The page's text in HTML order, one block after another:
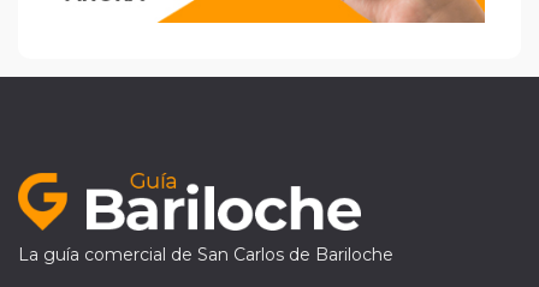
La guía comercial de San Carlos de Bariloche